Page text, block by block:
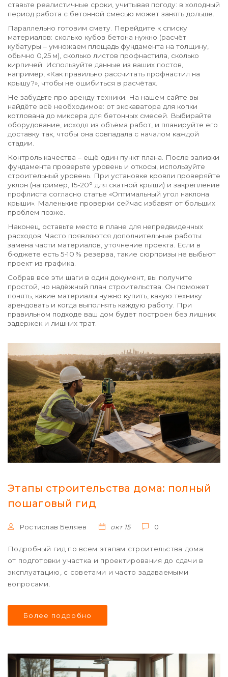
ставьте реалистичные сроки, учитывая погоду: в холодный
период работа с бетонной смесью может занять дольше.
Параллельно готовим смету. Перейдите к списку
материалов: сколько кубов бетона нужно (расчёт
кубатуры – умножаем площадь фундамента на толщину,
обычно 0,25 м), сколько листов профнастила, сколько
кирпичей. Используйте данные из ваших постов,
например, «Как правильно рассчитать профнастил на
крышу?», чтобы не ошибиться в расчётах.
Не забудьте про аренду техники. На нашем сайте вы
найдёте всё необходимое: от экскаватора для копки
котлована до миксера для бетонных смесей. Выбирайте
оборудование, исходя из объёма работ, и планируйте его
доставку так, чтобы она совпадала с началом каждой
стадии.
Контроль качества – ещё один пункт плана. После заливки
фундамента проверьте уровень и откосы, используйте
строительный уровень. При установке кровли проверяйте
уклон (например, 15‑20° для скатной крыши) и закрепление
профлиста согласно статье «Оптимальный угол наклона
крыши». Маленькие проверки сейчас избавят от больших
проблем позже.
Наконец, оставьте место в плане для непредвиденных
расходов. Часто появляются дополнительные работы:
замена части материалов, уточнение проекта. Если в
бюджете есть 5‑10 % резерва, такие сюрпризы не выбьют
проект из графика.
Собрав все эти шаги в один документ, вы получите
простой, но надёжный план строительства. Он поможет
понять, какие материалы нужно купить, какую технику
арендовать и когда выполнять каждую работу. При
правильном подходе ваш дом будет построен без лишних
задержек и лишних трат.
Этапы строительства дома: полный
пошаговый гид
Ростислав Беляев окт 15 0
Подробный гид по всем этапам строительства дома:
от подготовки участка и проектирования до сдачи в
эксплуатацию, с советами и часто задаваемыми
вопросами.
Более подробно